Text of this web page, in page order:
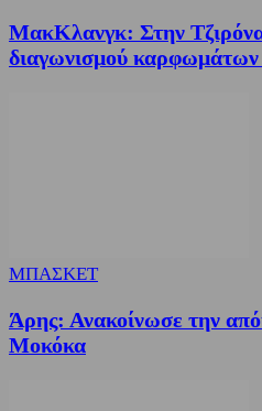
ΜακΚλανγκ: Στην
διαγωνισμού
ΜΠΑΣΚΕΤ
Άρης: Ανακοίνωσε την
Μοκόκα